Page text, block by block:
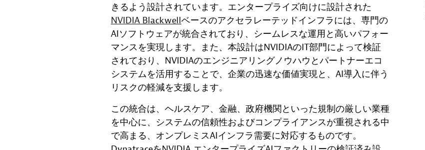
きるよう設計されています。エンタープライズ向けに設計された
NVIDIA Blackwellベースのアクセラレーテッドインフラには、専門の
AIソフトウェアが統合されており、シームレスな運用と高いパフォー
マンスを実現します。また、本設計はNVIDIAのIT部門によって検証
されており、NVIDIAのエンジニアリングノウハウとパートナーエコ
システムを活用することで、企業の迅速な価値実現と、AI導入に伴う
リスクの軽減を支援します。
この統合は、ヘルスケア、金融、政府機関といった規制の厳しい業種
を中心に、システムの信頼性およびコンプライアンスが重視される中
で高まる、オンプレミスAIインフラ需要に対応するものです。